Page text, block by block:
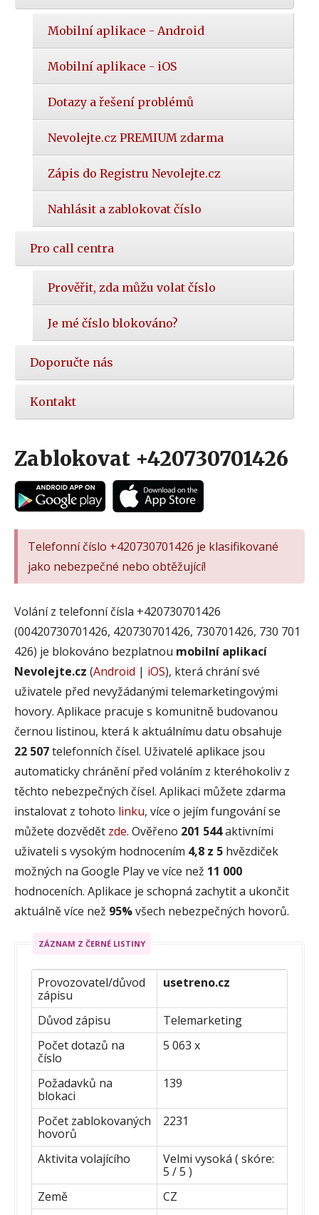
Mobilní aplikace - Android
Mobilní aplikace - iOS
Dotazy a řešení problémů
Nevolejte.cz PREMIUM zdarma
Zápis do Registru Nevolejte.cz
Nahlásit a zablokovat číslo
Pro call centra
Prověřit, zda můžu volat číslo
Je mé číslo blokováno?
Doporučte nás
Kontakt
Zablokovat +420730701426
Telefonní číslo +420730701426 je klasifikované
jako nebezpečné nebo obtěžující!
Volání z telefonní čísla +420730701426
(00420730701426, 420730701426, 730701426, 730 701
426) je blokováno bezplatnou mobilní aplikací
Nevolejte.cz (Android | iOS), která chrání své
uživatele před nevyžádanými telemarketingovými
hovory. Aplikace pracuje s komunitně budovanou
černou listinou, která k aktuálnímu datu obsahuje
22 507telefonních čísel. Uživatelé aplikace jsou
automaticky chránění před voláním z kteréhokoliv z
těchto nebezpečných čísel. Aplikaci můžete zdarma
instalovat z tohoto linku, více o jejím fungování se
můžete dozvědět zde. Ověřeno 201 544aktivními
uživateli s vysokým hodnocením 4,8 z 5 hvězdiček
možných na Google Play ve více než 11 000
hodnoceních. Aplikace je schopná zachytit a ukončit
aktuálně více než 95%všech nebezpečných hovorů.
ZÁZNAM Z ČERNÉ LISTINY
Provozovatel/důvod
zápisu
usetreno.cz
Důvod zápisu
Telemarketing
Počet dotazů na
číslo
5 063 x
Požadavků na
blokaci
139
Počet zablokovaných
hovorů
2231
Aktivita volajícího
Velmi vysoká ( skóre:
5 / 5 )
Země
CZ